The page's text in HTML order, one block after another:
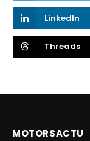
LinkedIn
Threads
MOTORSACTU